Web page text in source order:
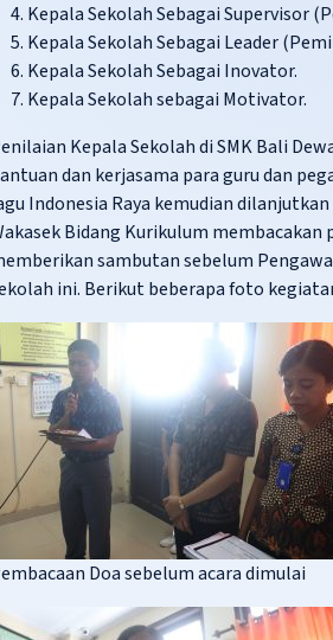
Kepala Sekolah Sebagai Supervisor
Kepala Sekolah Sebagai Leader
Kepala Sekolah Sebagai Inovator.
Kepala Sekolah sebagai Motivator.
Kepala Sekolah di SMK Bali
dan kerjasama para guru dan
Indonesia Raya kemudian
Bidang Kurikulum membacakan
sambutan sebelum
ini. Berikut beberapa foto
Doa sebelum acara dimulai